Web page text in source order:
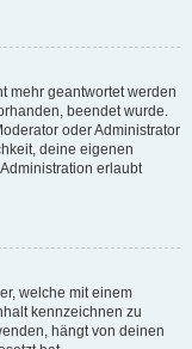
mehr geantwortet werden
beendet wurde.
oder Administrator
deine eigenen
erlaubt
welche mit einem
kennzeichnen zu
hängt von deinen